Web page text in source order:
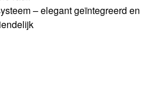
– elegant geïntegreerd en